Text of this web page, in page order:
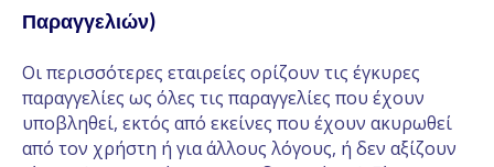
Παραγγελιών)
Οι περισσότερες εταιρείες ορίζουν τις έγκυρες
παραγγελίες ως όλες τις παραγγελίες που έχουν
υποβληθεί, εκτός από εκείνες που έχουν ακυρωθεί
από τον χρήστη ή για άλλους λόγους, ή δεν αξίζουν